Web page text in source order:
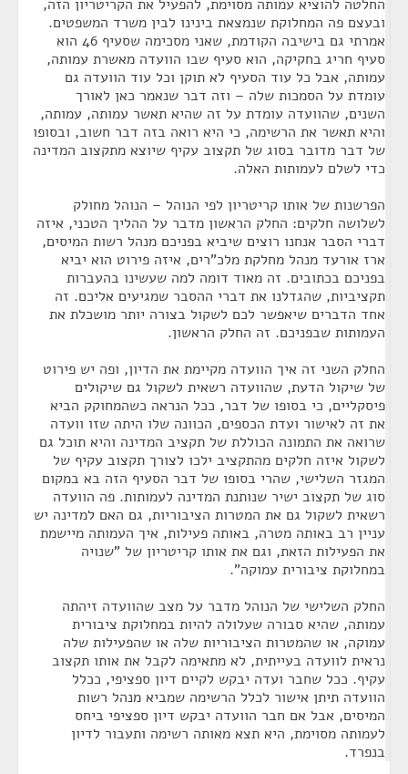
החלטה להוציא עמותה מסוימת, להפעיל את הקריטריון הזה,
ובעצם פה המחלוקת שנמצאת בינינו לבין משרד המשפטים.
אמרתי גם בישיבה הקודמת, שאני מסכימה שסעיף 46 הוא
סעיף חריג בחקיקה, הוא סעיף שבו הוועדה מאשרת עמותה,
עמותה, אבל כל עוד הסעיף לא תוקן וכל עוד הוועדה גם
עומדת על הסמכות שלה – וזה דבר שנאמר כאן לאורך
השנים, שהוועדה עומדת על זה שהיא תאשר עמותה, עמותה,
והיא תאשר את הרשימה, כי היא רואה בזה דבר חשוב, ובסופו
של דבר מדובר בסוג של תקצוב עקיף שיוצא מתקצוב המדינה
כדי לשלם לעמותות האלה.
הפרשנות של אותו קריטריון לפי הנוהל – הנוהל מחולק
לשלושה חלקים: החלק הראשון מדבר על ההליך הטכני, איזה
דברי הסבר אנחנו רוצים שיביא בפניכם מנהל רשות המיסים,
ארז אורעד מנהל מחלקת מלכ"רים, איזה פירוט הוא יביא
בפניכם בכתובים. זה מאוד דומה למה שעשינו בהעברות
תקציביות, שהגדלנו את דברי ההסבר שמגיעים אליכם. זה
אחד הדברים שיאפשר לכם לשקול בצורה יותר מושכלת את
העמותות שבפניכם. זה החלק הראשון.
החלק השני זה איך הוועדה מקיימת את הדיון, ופה יש פירוט
של שיקול הדעת, שהוועדה רשאית לשקול גם שיקולים
פיסקליים, כי בסופו של דבר, ככל הנראה כשהמחוקק הביא
את זה לאישור ועדת הכספים, הכוונה שלו היתה שזו וועדה
שרואה את התמונה הכוללת של תקציב המדינה והיא תוכל גם
לשקול איזה חלקים מהתקציב ילכו לצורך תקצוב עקיף של
המגזר השלישי, שהרי בסופו של דבר הסעיף הזה בא במקום
סוג של תקצוב ישיר שנותנת המדינה לעמותות. פה הוועדה
רשאית לשקול גם את המטרות הציבוריות, גם האם למדינה יש
עניין רב באותה מטרה, באותה פעילות, איך העמותה מיישמת
את הפעילות הזאת, וגם את אותו קריטריון של "שנויה
במחלוקת ציבורית עמוקה".
החלק השלישי של הנוהל מדבר על מצב שהוועדה זיהתה
עמותה, שהיא סבורה שעלולה להיות במחלוקת ציבורית
עמוקה, או שהמטרות הציבוריות שלה או שהפעילות שלה
נראית לוועדה בעייתית, לא מתאימה לקבל את אותו תקצוב
עקיף. ככל שחבר ועדה יבקש לקיים דיון ספציפי, ככלל
הוועדה תיתן אישור לכלל הרשימה שמביא מנהל רשות
המיסים, אבל אם חבר הוועדה יבקש דיון ספציפי ביחס
לעמותה מסוימת, היא תצא מאותה רשימה ותעבור לדיון
בנפרד.